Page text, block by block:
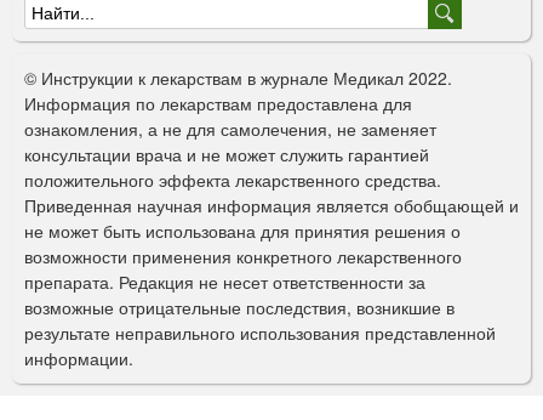
Ф
о
р
м
а
п
о
и
с
к
© Инструкции к лекарствам в журнале Медикал 2022.
Информация по лекарствам предоставлена для
ознакомления, а не для самолечения, не заменяет
консультации врача и не может служить гарантией
положительного эффекта лекарственного средства.
Приведенная научная информация является обобщающей и
не может быть использована для принятия решения о
возможности применения конкретного лекарственного
препарата. Редакция не несет ответственности за
возможные отрицательные последствия, возникшие в
результате неправильного использования представленной
информации.